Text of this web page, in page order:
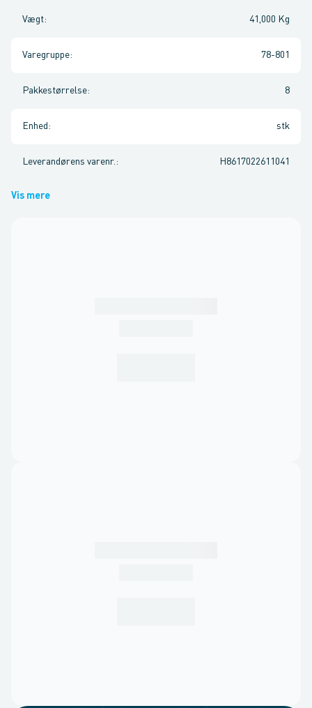
Vægt: 41,000 Kg
Varegruppe: 78-801
Pakkestørrelse: 8
Enhed : stk
Leverandørens varenr. : H8617022611041
Vis mere